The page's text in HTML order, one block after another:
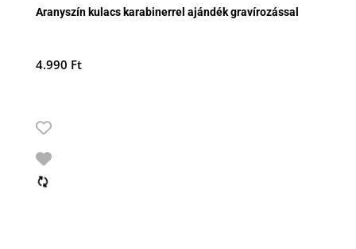
Aranyszín kulacs karabinerrel ajándék gravírozással
4.990 Ft